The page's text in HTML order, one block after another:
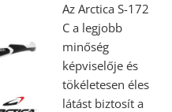
Az Arctica S-172
C a legjobb
minőség
képviselője és
tökéletesen éles
látást biztosít a